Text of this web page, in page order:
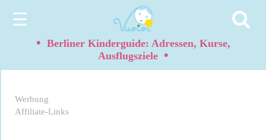
☰
• Berliner Kinderguide: Adressen, Kurse,
Ausflugsziele •
Werbung
Affiliate-Links